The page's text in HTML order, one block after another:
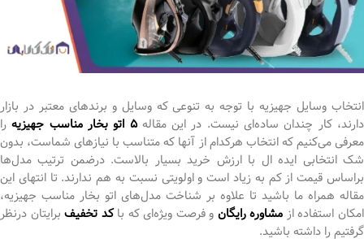
انتخاب وسایل جهیزیه با توجه به تنوعی که وسایل و برندهای معتبر در بازار
دارند، کار چندان ساده‌ای نیست. در این مقاله5 اتو بخار مناسب جهیزیه
را
معرفی می‌کنیم که انتخاب هرکدام از آنها که متناسب با نیازهای شماست، بدون
شک انتخابی ایده ال با ارزش خرید بسیار بالاست. درضمن ترتیب مدل‌ها
براساس قیمت از کم به زیاد است و اولویتی نسبت به هم ندارند. تا انتهای این
مقاله همراه ما باشید تا علاوه بر شناخت مدل‌های اتو بخار مناسب جهیزیه،
امکان استفاده از مشاوره رایگان و فرصت ویژه‌ای که باکد تخفیفبرایتان درنظر
گرفتیم را داشته باشید.